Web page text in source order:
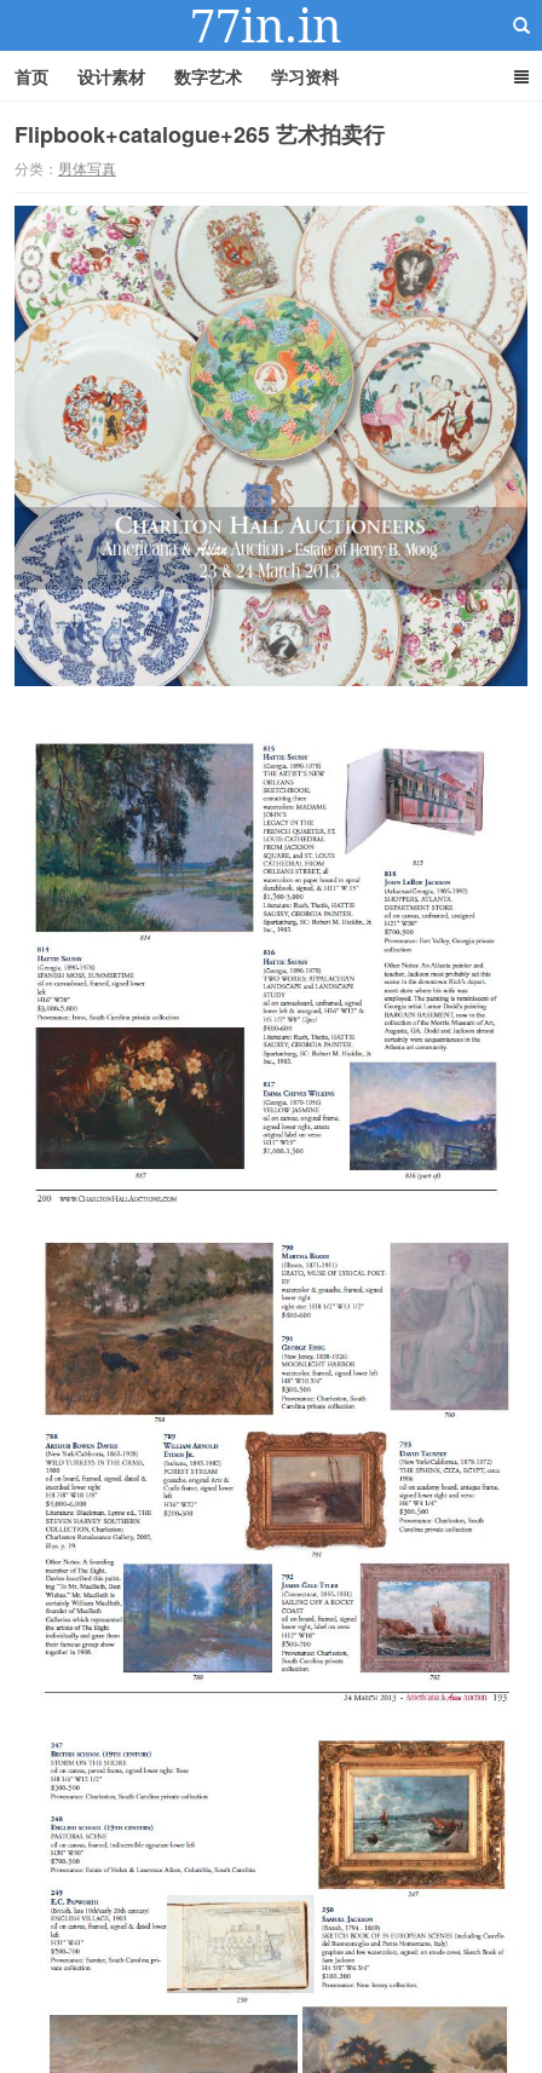
首页 设计素材 数字艺术 学习资料
Flipbook+catalogue+265 艺术拍卖行
分类： 男体写真